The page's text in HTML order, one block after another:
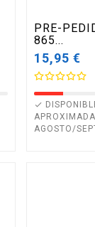
PRE-
865...
15,95 €

AGOSTO/